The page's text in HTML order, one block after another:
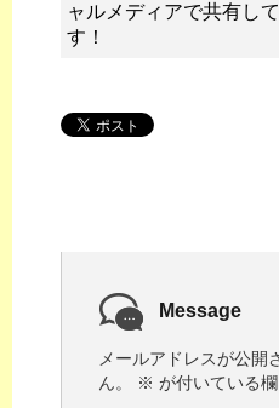
ャルメディアで共有し
す！
Message
メールアドレスが公開
ん。
※ が付いている